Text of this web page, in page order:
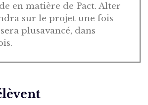
en matière de Pact. Alter
sur le projet une fois
plusavancé, dans